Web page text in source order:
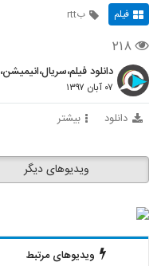
فیلم بrtt
۲۱۸
دانلود فیلم،سریال،انیمیشن،
۰۷ آبان ۱۳۹۷
دانلود بیشتر
ویدیوهای دیگر
ویدیوهای مرتبط